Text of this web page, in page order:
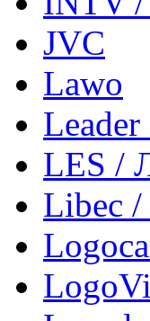
JVC
Lawo
LES /
Libec /